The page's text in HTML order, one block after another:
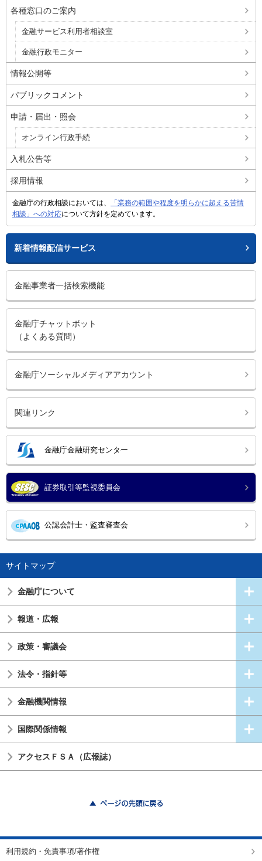
各種窓口のご案内
金融サービス利用者相談室
金融行政モニター
情報公開等
パブリックコメント
申請・届出・照会
オンライン行政手続
入札公告等
採用情報
金融庁の行政相談においては、
「業務の範囲や程度を明らかに超える苦情
相談」への対応について方針を定めています。
新着情報配信サービス
金融事業者一括検索機能
金融庁チャットボット
（よくある質問）
金融庁ソーシャルメディアアカウント
関連リンク
金融庁金融研究センター
証券取引等監視委員会
公認会計士・監査審査会
サイトマップ
金融庁について
報道・広報
政策・審議会
法令・指針等
金融機関情報
国際関係情報
アクセスＦＳＡ（広報誌）
利用規約・免責事項/著作権